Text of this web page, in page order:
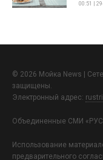
00:51 |
© 2026 Мойка News |
защищены.
Электронный адрес:
Объединенные СМИ
Использование
предварительного